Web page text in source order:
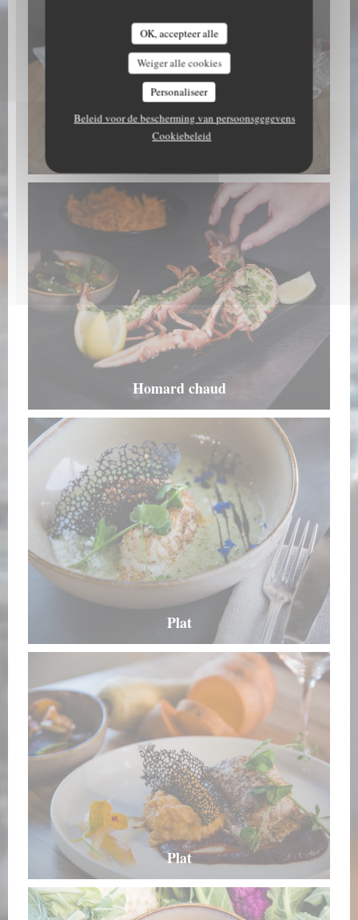
OK, accepteer alle
Weiger alle cookies
Personaliseer
Beleid voor de bescherming van persoonsgegevens
Cookiebeleid
Homard chaud
Plat
Plat